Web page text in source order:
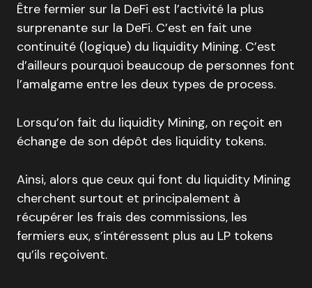
Être fermier sur la DeFi est l’activité la plus
surprenante sur la DeFi. C’est en fait une
continuité (logique) du liquidity Mining. C’est
d’ailleurs pourquoi beaucoup de personnes font
l’amalgame entre les deux types de process.
Lorsqu’on fait du liquidity Mining, on reçoit en
échange de son dépôt des liquidity tokens.
Ainsi, alors que ceux qui font du liquidity Mining
cherchent surtout et principalement à
récupérer les frais des commissions, les
fermiers eux, s’intéressent plus au LP tokens
qu’ils reçoivent.